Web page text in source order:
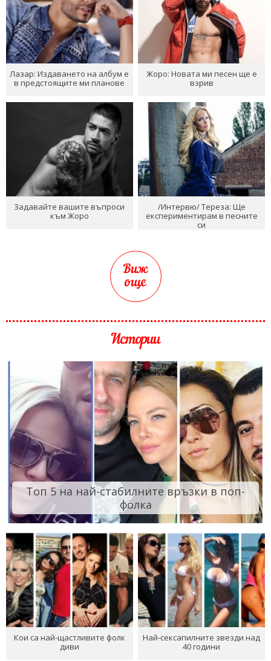
Лазар: Издаването на албум е
в предстоящите ми планове
Жоро: Новата ми песен ще е
взрив
Задавайте вашите въпроси
към Жоро
/Интервю/ Тереза: Ще
експериментирам в песните
си
Виж
още
Истории
Топ 5 на най-стабилните връзки в поп-
фолка
Кои са най-щастливите фолк
диви
Най-сексапилните звезди над
40 години